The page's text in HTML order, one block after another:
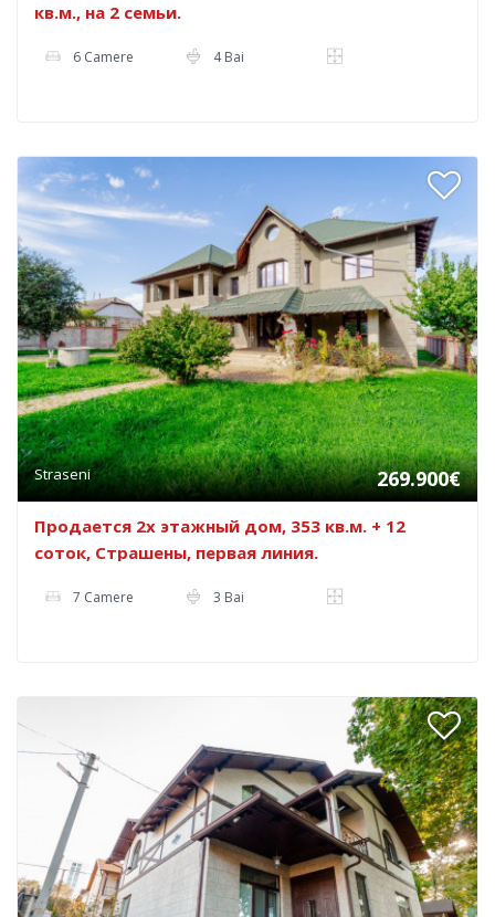
кв.м., на 2 семьи.
6 Camere 4 Bai
Straseni 269.900€
Продается 2х этажный дом, 353 кв.м. + 12
соток, Страшены, первая линия.
7 Camere 3 Bai